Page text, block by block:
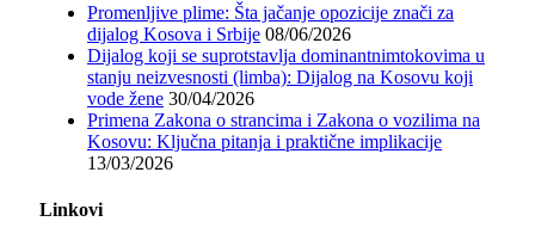
Promenljive plime: Šta jačanje opozicije znači za
dijalog Kosova i Srbije 08/06/2026
Dijalog koji se suprotstavlja dominantnimtokovima u
stanju neizvesnosti (limba): Dijalog na Kosovu koji
vode žene 30/04/2026
Primena Zakona o strancima i Zakona o vozilima na
Kosovu: Ključna pitanja i praktične implikacije
13/03/2026
Linkovi